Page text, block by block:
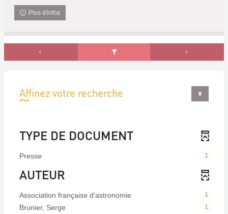
Plus d'infos
Affinez votre recherche
TYPE DE DOCUMENT
1
Presse
AUTEUR
1
Association française d'astronomie
1
Brunier, Serge